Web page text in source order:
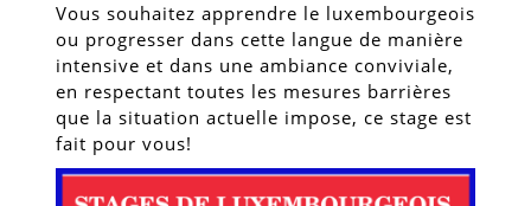
Vous souhaitez apprendre le luxembourgeois
ou progresser dans cette langue de manière
intensive et dans une ambiance conviviale,
en respectant toutes les mesures barrières
que la situation actuelle impose, ce stage est
fait pour vous!